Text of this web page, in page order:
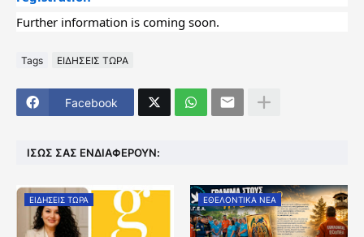
Further information is coming soon.
Tags ΕΙΔΗΣΕΙΣ ΤΩΡΑ
Facebook
ΊΣΩΣ ΣΑΣ ΕΝΔΙΑΦΈΡΟΥΝ:
ΕΙΔΗΣΕΙΣ ΤΩΡΑ ΕΘΕΛΟΝΤΙΚΑ ΝΕΑ